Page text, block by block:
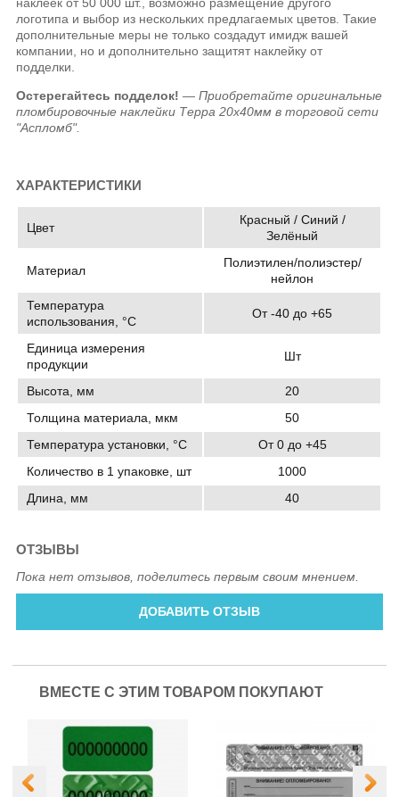
наклеек от 50 000 шт., возможно размещение другого
логотипа и выбор из нескольких предлагаемых цветов. Такие
дополнительные меры не только создадут имидж вашей
компании, но и дополнительно защитят наклейку от
подделки.
Остерегайтесь подделок! — Приобретайте оригинальные
пломбировочные наклейки Терра 20х40мм в торговой сети
"Аспломб".
ХАРАКТЕРИСТИКИ
Цвет
Красный / Синий /
Зелёный
Материал
Полиэтилен/полиэстер/
нейлон
Температура
использования, °C
От -40 до +65
Единица измерения
продукции
Шт
Высота, мм
20
Толщина материала, мкм
50
Температура установки, °C
От 0 до +45
Количество в 1 упаковке, шт
1000
Длина, мм
40
ОТЗЫВЫ
Пока нет отзывов, поделитесь первым своим мнением.
ДОБАВИТЬ ОТЗЫВ
ВМЕСТЕ С ЭТИМ ТОВАРОМ ПОКУПАЮТ